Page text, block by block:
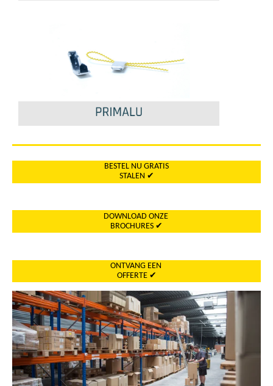
BESTEL NU GRATIS
STALEN ✔
DOWNLOAD ONZE
BROCHURES ✔
ONTVANG EEN
OFFERTE ✔